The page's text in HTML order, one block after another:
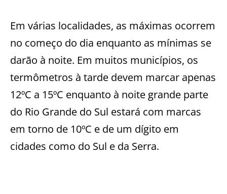
Em várias localidades, as máximas ocorrem
no começo do dia enquanto as mínimas se
darão à noite. Em muitos municípios, os
termômetros à tarde devem marcar apenas
12ºC a 15ºC enquanto à noite grande parte
do Rio Grande do Sul estará com marcas
em torno de 10ºC e de um dígito em
cidades como do Sul e da Serra.